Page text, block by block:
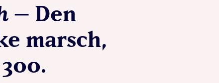
– Den
marsch,